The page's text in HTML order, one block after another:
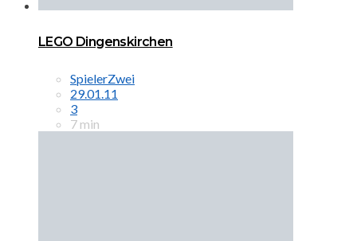
LEGO Dingenskirchen
SpielerZwei
29.01.11
3
7 min